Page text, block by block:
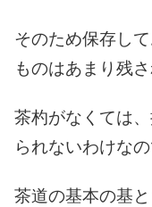
そのため保存し
ものはあまり残
茶杓がなくては、
られないわけなの
茶道の基本の基